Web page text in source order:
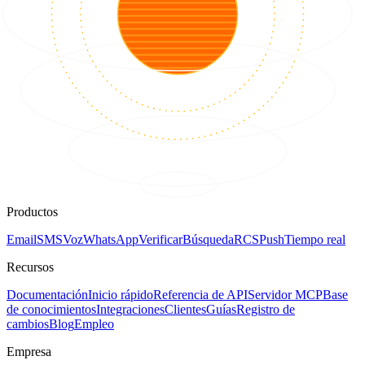
Productos
EmailSMSVozWhatsAppVerificarBúsquedaRCSPushTiempo real
Recursos
DocumentaciónInicio rápidoReferencia de APIServidor MCPBase
de conocimientosIntegracionesClientesGuíasRegistro de
cambiosBlogEmpleo
Empresa